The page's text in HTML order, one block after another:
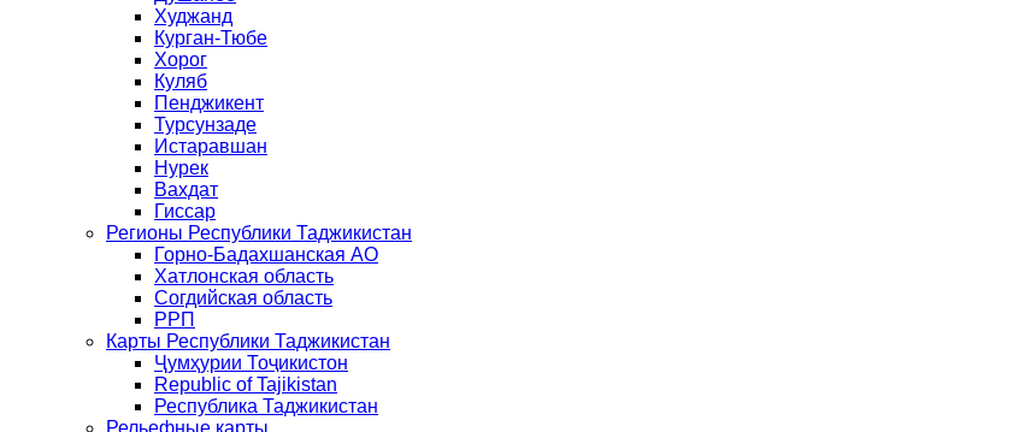
Худжанд
Курган-Тюбе
Хорог
Куляб
Пенджикент
Турсунзаде
Истаравшан
Нурек
Вахдат
Гиссар
Регионы Республики Таджикистан
Горно-Бадахшанская АО
Хатлонская область
Согдийская область
РРП
Карты Республики Таджикистан
Ҷумҳурии Тоҷикистон
Republic of Tajikistan
Республика Таджикистан
Рельефные карты